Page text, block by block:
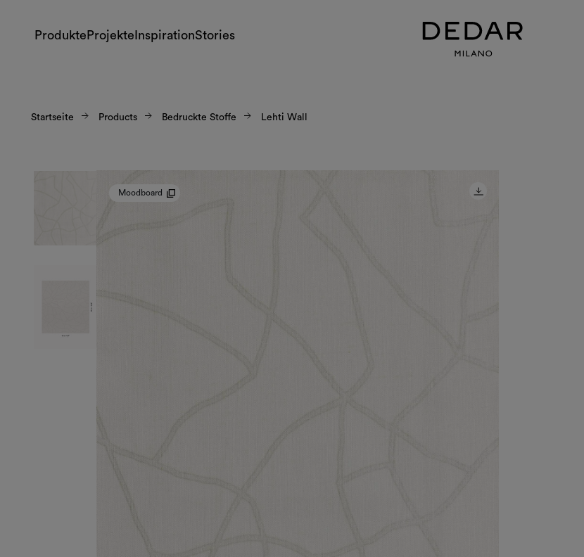
Produkte Projekte InspirationStories
Startseite Products Bedruckte Stoffe Lehti Wall
Moodboard